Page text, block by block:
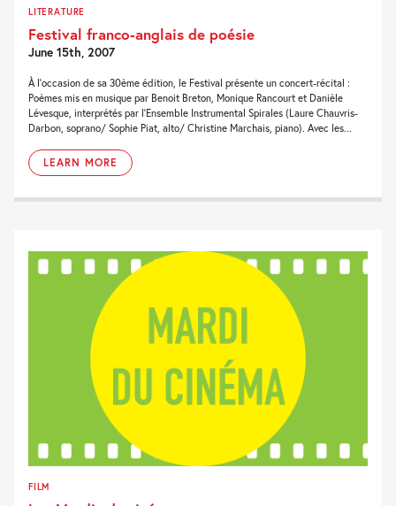
LITERATURE
Festival franco-anglais de poésie
June 15th, 2007
À l’occasion de sa 30ème édition, le Festival présente un concert-récital :
Poèmes mis en musique par Benoit Breton, Monique Rancourt et Danièle
Lévesque, interprétés par l’Ensemble Instrumental Spirales (Laure Chauvris-
Darbon, soprano/ Sophie Piat, alto/ Christine Marchais, piano). Avec les...
LEARN MORE
FILM